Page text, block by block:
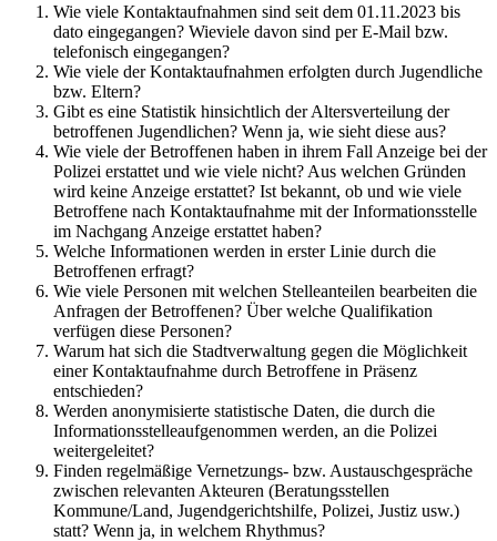
Wie viele Kontaktaufnahmen sind seit dem 01.11.2023 bis
dato eingegangen? Wieviele davon sind per E-Mail bzw.
telefonisch eingegangen?
Wie viele der Kontaktaufnahmen erfolgten durch Jugendliche
bzw. Eltern?
Gibt es eine Statistik hinsichtlich der Altersverteilung der
betroffenen Jugendlichen? Wenn ja, wie sieht diese aus?
Wie viele der Betroffenen haben in ihrem Fall Anzeige bei der
Polizei erstattet und wie viele nicht? Aus welchen Gründen
wird keine Anzeige erstattet? Ist bekannt, ob und wie viele
Betroffene nach Kontaktaufnahme mit der Informationsstelle
im Nachgang Anzeige erstattet haben?
Welche Informationen werden in erster Linie durch die
Betroffenen erfragt?
Wie viele Personen mit welchen Stelleanteilen bearbeiten die
Anfragen der Betroffenen? Über welche Qualifikation
verfügen diese Personen?
Warum hat sich die Stadtverwaltung gegen die Möglichkeit
einer Kontaktaufnahme durch Betroffene in Präsenz
entschieden?
Werden anonymisierte statistische Daten, die durch die
Informationsstelleaufgenommen werden, an die Polizei
weitergeleitet?
Finden regelmäßige Vernetzungs- bzw. Austauschgespräche
zwischen relevanten Akteuren (Beratungsstellen
Kommune/Land, Jugendgerichtshilfe, Polizei, Justiz usw.)
statt? Wenn ja, in welchem Rhythmus?